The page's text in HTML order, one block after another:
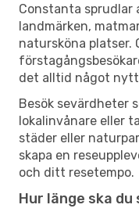
Constanta sprudlar
landmärken,
natursköna platser.
det alltid något
Besök sevärdheter
lokalinvånare eller
städer eller
skapa en
och ditt resetempo.
Hur länge ska du